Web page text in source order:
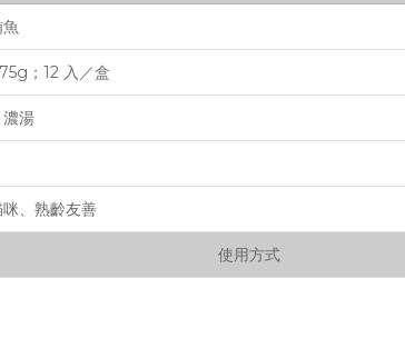
；12 入／盒
湯
、熟齡友善
使用方式